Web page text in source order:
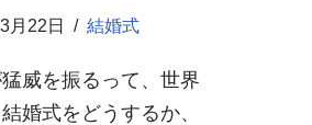
月22日 結婚式
威を振るって、世界
婚式をどうするか、